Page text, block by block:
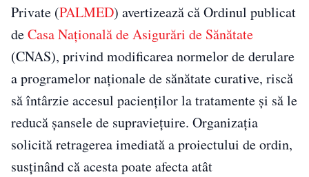
Private (PALMED) avertizează că Ordinul publicat
deCasa Națională de Asigurări de Sănătate
(CNAS), privind modificarea normelor de derulare
a programelor naționale de sănătate curative, riscă
să întârzie accesul pacienților la tratamente și să le
reducă șansele de supraviețuire. Organizația
solicită retragerea imediată a proiectului de ordin,
susținând că acesta poate afecta atât